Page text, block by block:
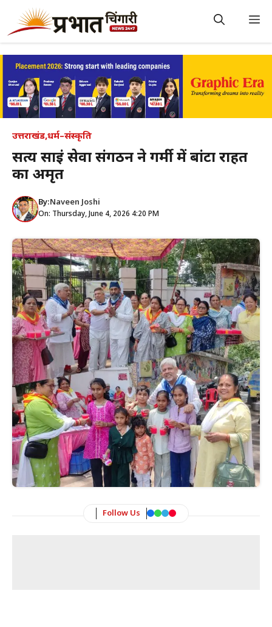
content
उत्तराखंड,धर्म–संस्कृति
सत्य साईं सेवा संगठन ने गर्मी में बांटा राहत
का अमृत
By:Naveen Joshi
On: Thursday, June 4, 2026 4:20 PM
Follow Us